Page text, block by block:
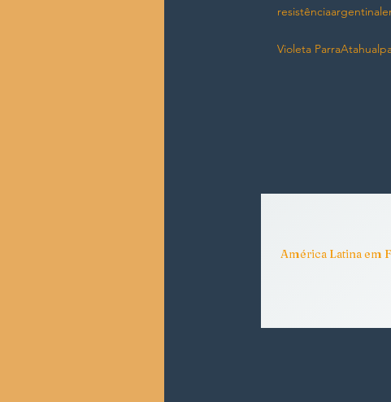
resistênciaargentina
Violeta Parra
América Latina em